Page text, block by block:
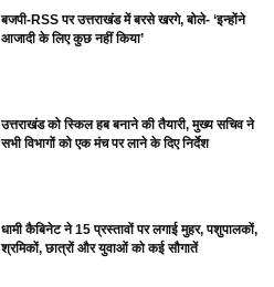
बजपी-RSS पर उत्तराखंड में बरसे खरगे, बोले- ‘इन्होंने
आजादी के लिए कुछ नहीं किया’
उत्तराखंड को स्किल हब बनाने की तैयारी, मुख्य सचिव ने
सभी विभागों को एक मंच पर लाने के दिए निर्देश
धामी कैबिनेट ने 15 प्रस्तावों पर लगाई मुहर, पशुपालकों,
श्रमिकों, छात्रों और युवाओं को कई सौगातें